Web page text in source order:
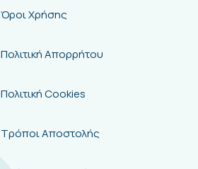
Όροι Χρήσης
Πολιτική Απορρήτου
Πολιτική Cookies
Τρόποι Αποστολής